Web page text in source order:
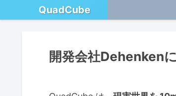
QuadCube
開発会社Dehenken